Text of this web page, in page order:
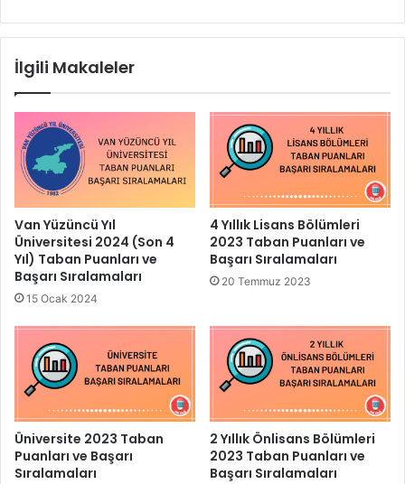
İlgili Makaleler
Van Yüzüncü Yıl
Üniversitesi 2024 (Son 4
Yıl) Taban Puanları ve
Başarı Sıralamaları
15 Ocak 2024
4 Yıllık Lisans Bölümleri
2023 Taban Puanları ve
Başarı Sıralamaları
20 Temmuz 2023
Üniversite 2023 Taban
Puanları ve Başarı
Sıralamaları
2 Yıllık Önlisans Bölümleri
2023 Taban Puanları ve
Başarı Sıralamaları